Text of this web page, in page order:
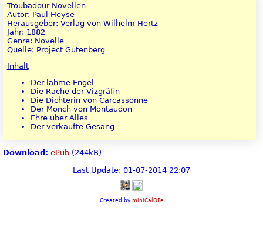
Troubadour-Novellen
Autor: Paul Heyse
Herausgeber: Verlag von Wilhelm Hertz
Jahr: 1882
Genre: Novelle
Quelle: Project Gutenberg
Inhalt
Der lahme Engel
Die Rache der Vizgräfin
Die Dichterin von Carcassonne
Der Mönch von Montaudon
Ehre über Alles
Der verkaufte Gesang
Download: ePub (244kB)
Last Update: 01-07-2014 22:07
Created by miniCalOPe